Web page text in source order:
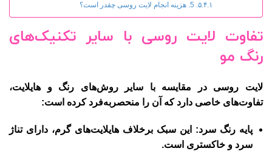
5. هزینه انجام لایت روسی چقدر است؟
تفاوت لایت روسی با سایر تکنیک‌های
رنگ مو
لایت روسی در مقایسه با سایر روش‌های رنگ و هایلایت،
تفاوت‌های خاصی دارد که آن را منحصربه‌فرد کرده است:
پایه رنگ سرد: این سبک برخلاف هایلایت‌های گرم، دارای تناژ
سرد و خاکستری است.